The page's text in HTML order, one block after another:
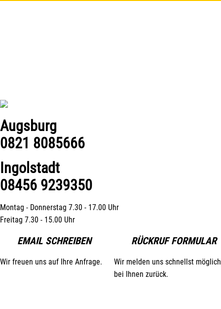
Augsburg
0821 8085666
Ingolstadt
08456 9239350
Montag - Donnerstag 7.30 - 17.00 Uhr
Freitag 7.30 - 15.00 Uhr
EMAIL SCHREIBEN
Wir freuen uns auf Ihre Anfrage.
RÜCKRUF FORMULAR
Wir melden uns schnellst möglich
bei Ihnen zurück.